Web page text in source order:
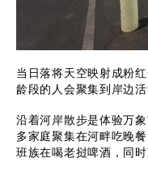
当日落将天空映射成粉
龄段的人会聚集到岸边
沿着河岸散步是体验万
多家庭聚集在河畔吃晚
班族在喝老挝啤酒，同